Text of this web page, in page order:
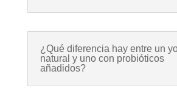
¿Qué diferencia hay entre un
natural y uno con probióticos
añadidos?